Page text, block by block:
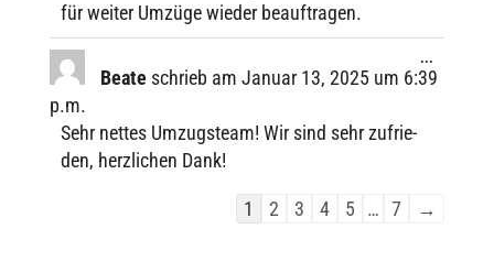
für weiter Umzüge wieder beauftragen.
Beate schrieb am Januar 13, 2025 um 6:39
p.m.
Sehr nettes Umzugs­team! Wir sind sehr zufrie­
den, herz­li­chen Dank!
...
Metabox
ein-/
Navi­
1 2 3 4 5 … 7 →